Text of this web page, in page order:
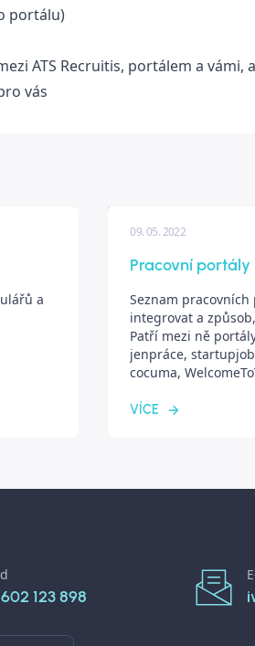
portálu)
ATS Recruitis, portálem a
vás
a
09. 05. 2022
Pracovní portály
Seznam
integrovat a
Patří mezi ně
jenpráce,
cocuma,
Expats.cz a další.
VÍCE
123 898